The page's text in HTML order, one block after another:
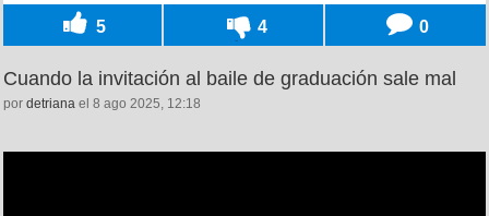
5 4 0
Cuando la invitación al baile de graduación sale mal
por detriana el 8 ago 2025, 12:18